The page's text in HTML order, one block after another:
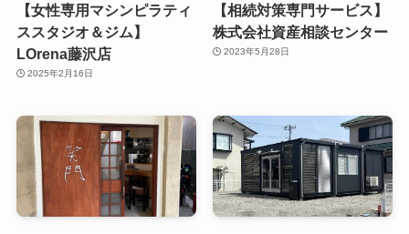
【女性専用マシンピラティ
ススタジオ＆ジム】
LOrena藤沢店
2025年2月16日
【相続対策専門サービス】
株式会社資産相談センター
2023年5月28日